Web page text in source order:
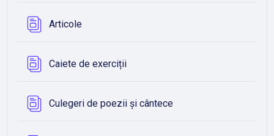
ArticoleDatabase
Caiete de exercițiiDatabase
Culegeri de poezii și cânteceDatabase